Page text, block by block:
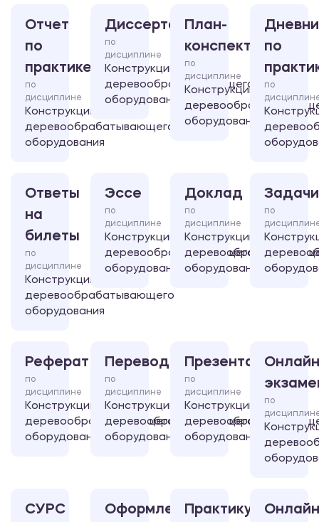
Отчет
по
практике
по
дисциплине
Конструкции
деревообрабатывающего
оборудования
Диссертация
по
дисциплине
Конструкции
деревообрабатывающего
оборудования
План-
конспект
по
дисциплине
Конструкции
оборудования
по
по
Ответы
на
билеты
по
дисциплине
Конструкции
деревообрабатывающего
оборудования
Эссе
по
дисциплине
Конструкции
деревообрабатывающего
оборудования
Доклад
по
дисциплине
Конструкции
оборудования
Задачи
по
Реферат
по
дисциплине
Конструкции
деревообрабатывающего
оборудования
Перевод
по
дисциплине
Конструкции
деревообрабатывающего
оборудования
Презентация
по
дисциплине
Конструкции
оборудования
по
СУРС
ОформлениеПрактикум